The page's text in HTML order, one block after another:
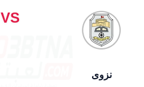
نزوى
VS